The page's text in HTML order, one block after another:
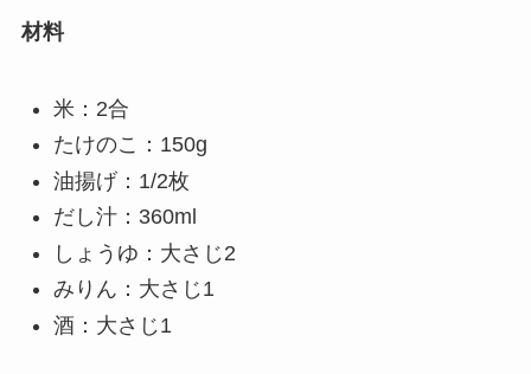
材料
米：2合
たけのこ：150g
油揚げ：1/2枚
だし汁：360ml
しょうゆ：大さじ2
みりん：大さじ1
酒：大さじ1